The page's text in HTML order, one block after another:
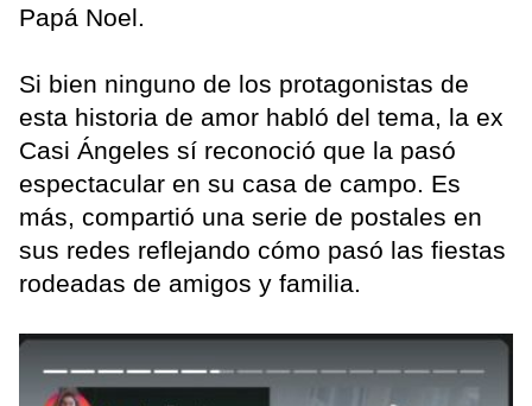
Papá Noel.
Si bien ninguno de los protagonistas de
esta historia de amor habló del tema, la ex
Casi Ángeles sí reconoció que la pasó
espectacular en su casa de campo. Es
más, compartió una serie de postales en
sus redes reflejando cómo pasó las fiestas
rodeadas de amigos y familia.